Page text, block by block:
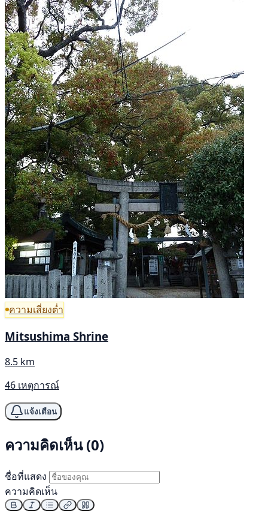
ความเสี่ยงต่ำ
Mitsushima Shrine
8.5 km
46 เหตุการณ์
แจ้งเตือน
ความคิดเห็น (0)
ชื่อที่แสดง
ความคิดเห็น